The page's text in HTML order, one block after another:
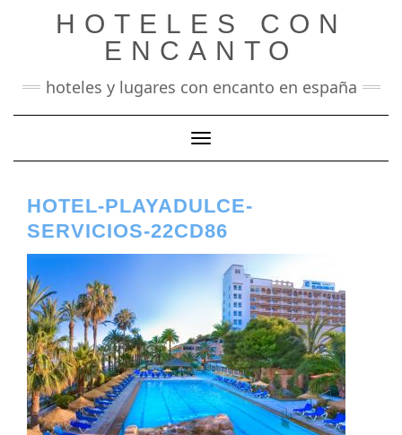
HOTELES CON
ENCANTO
hoteles y lugares con encanto en españa
Cambiar modo de navegación
HOTEL-PLAYADULCE-
SERVICIOS-22CD86